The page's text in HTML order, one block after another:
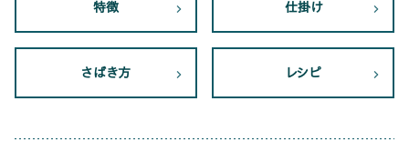
特徴 仕掛け
さばき方 レシピ